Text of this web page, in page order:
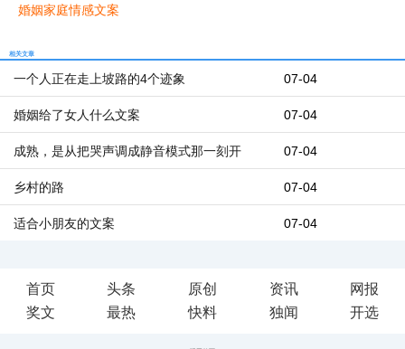
婚姻家庭情感文案
相关文章
07-04
一个人正在走上坡路的4个迹象
07-04
婚姻给了女人什么文案
07-04
成熟，是从把哭声调成静音模式那一刻开
07-04
乡村的路
07-04
适合小朋友的文案
首页 头条 原创 资讯
网报
奖文
最热 快料 独闻 开选